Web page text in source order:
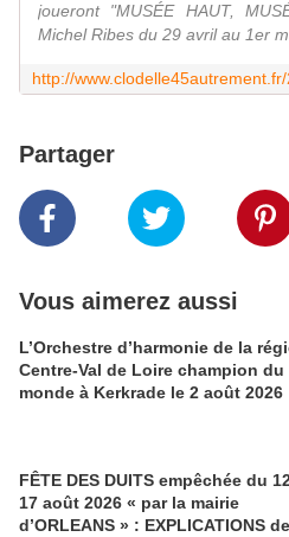
joueront "MUSÉE HAUT,
Michel Ribes du 29 avril au 1er
Partager
Vous aimerez aussi
L’Orchestre d’harmonie de la
Centre-Val de Loire champion du
monde à Kerkrade le 2 août 2026
FÊTE DES DUITS empêchée du
17 août 2026 « par la mairie
d’ORLEANS » : EXPLICATIONS de